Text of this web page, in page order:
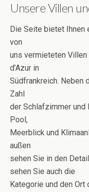
Unsere Villen
Die Seite bietet Ihnen
von
uns vermieteten Villen
d’Azur in
Südfrankreich. Neben
Zahl
der Schlafzimmer und
Pool,
Meerblick und
außen
sehen Sie in den
sehen Sie auch die
Kategorie und den